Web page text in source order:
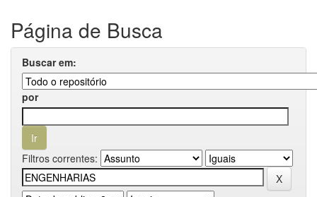
Página de Busca
Buscar em:
por
Filtros correntes: